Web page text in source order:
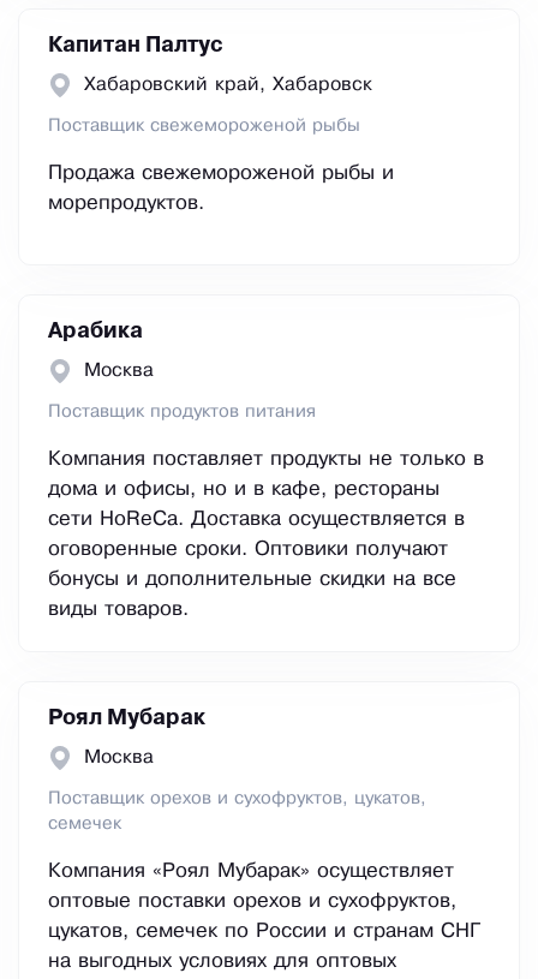
Капитан Палтус
Хабаровский край, Хабаровск
Поставщик свежемороженой рыбы
Продажа свежемороженой рыбы и
морепродуктов.
Арабика
Москва
Поставщик продуктов питания
Компания поставляет продукты не только в
дома и офисы, но и в кафе, рестораны
сети HoReCa. Доставка осуществляется в
оговоренные сроки. Оптовики получают
бонусы и дополнительные скидки на все
виды товаров.
Роял Мубарак
Москва
Поставщик орехов и сухофруктов, цукатов,
семечек
Компания «Роял Мубарак» осуществляет
оптовые поставки орехов и сухофруктов,
цукатов, семечек по России и странам СНГ
на выгодных условиях для оптовых